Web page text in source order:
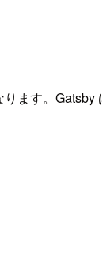
ます。Gatsby